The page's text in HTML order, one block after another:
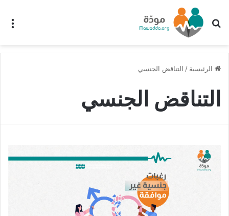
بحث عن
الرئيسية / التناقض الجنسي
التناقض الجنسي